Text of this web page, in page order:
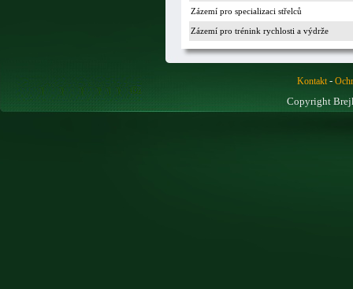
Zázemí pro specializaci střelců
Zázemí pro trénink rychlosti a výdrže
Kontakt-
Copyright